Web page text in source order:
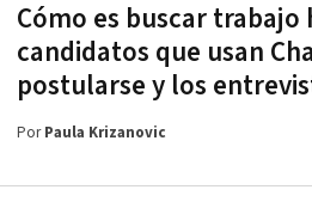
Cómo es buscar trabajo
candidatos que usan
postularse y los
PorPaula Krizanovic